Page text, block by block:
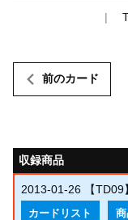
前のカード
収録商品
2013-01-26 【
カードリスト